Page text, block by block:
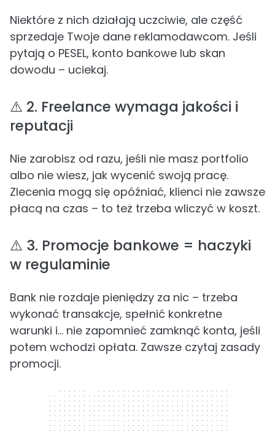
Niektóre z nich działają uczciwie, ale część
sprzedaje Twoje dane reklamodawcom. Jeśli
pytają o PESEL, konto bankowe lub skan
dowodu – uciekaj.
⚠️ 2. Freelance wymaga jakości i
reputacji
Nie zarobisz od razu, jeśli nie masz portfolio
albo nie wiesz, jak wycenić swoją pracę.
Zlecenia mogą się opóźniać, klienci nie zawsze
płacą na czas – to też trzeba wliczyć w koszt.
⚠️ 3. Promocje bankowe = haczyki
w regulaminie
Bank nie rozdaje pieniędzy za nic – trzeba
wykonać transakcje, spełnić konkretne
warunki i... nie zapomnieć zamknąć konta, jeśli
potem wchodzi opłata. Zawsze czytaj zasady
promocji.
300 x 250